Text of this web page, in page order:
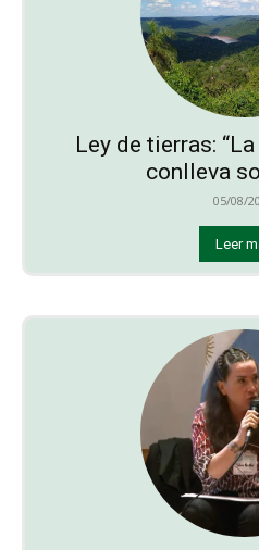
Ley de tierras:
conlleva
05/08/
Leer